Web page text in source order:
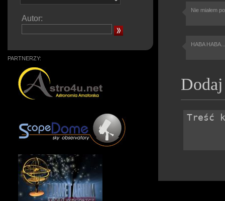
Autor:
PARTNERZY:
Nie miałem
HABA